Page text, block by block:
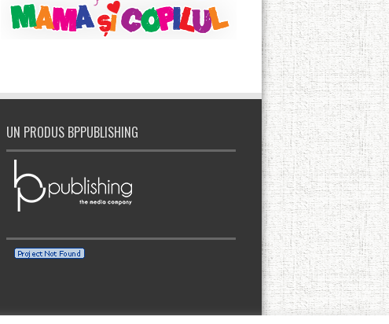
UN PRODUS BPPUBLISHING